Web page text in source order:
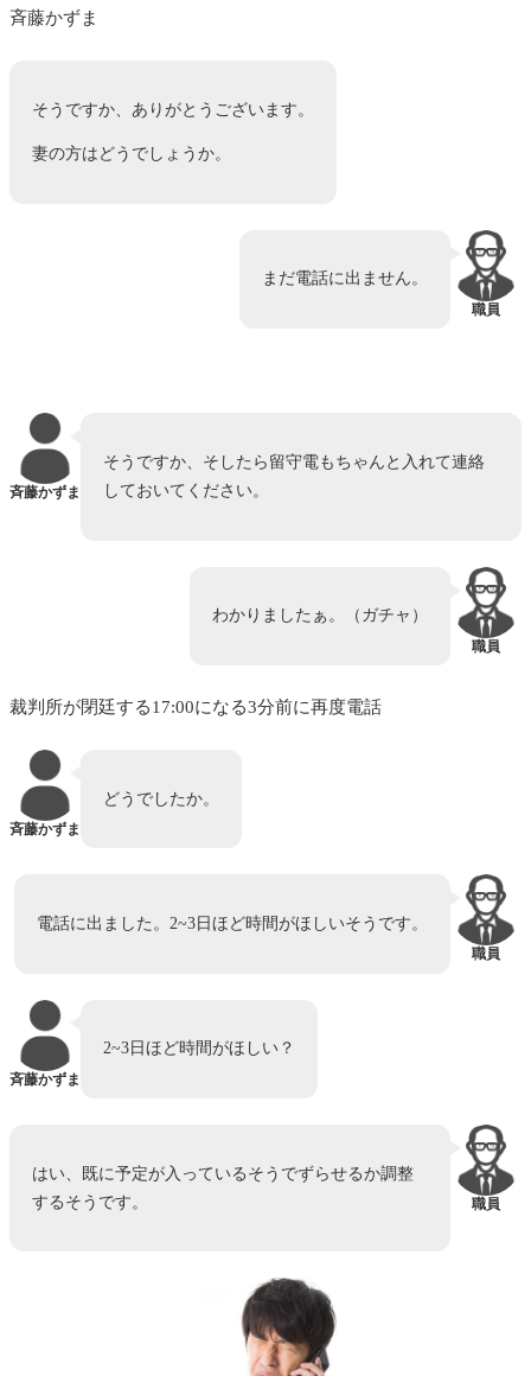
斉藤かずま
そうですか、ありがとうございます。
妻の方はどうでしょうか。
職員
まだ電話に出ません。
斉藤かずま
そうですか、そしたら留守電もちゃんと入れて連絡
しておいてください。
職員
わかりましたぁ。（ガチャ）
裁判所が閉廷する17:00になる3分前に再度電話
斉藤かずま
どうでしたか。
職員
電話に出ました。2~3日ほど時間がほしいそうです。
斉藤かずま
2~3日ほど時間がほしい？
職員
はい、既に予定が入っているそうでずらせるか調整
するそうです。